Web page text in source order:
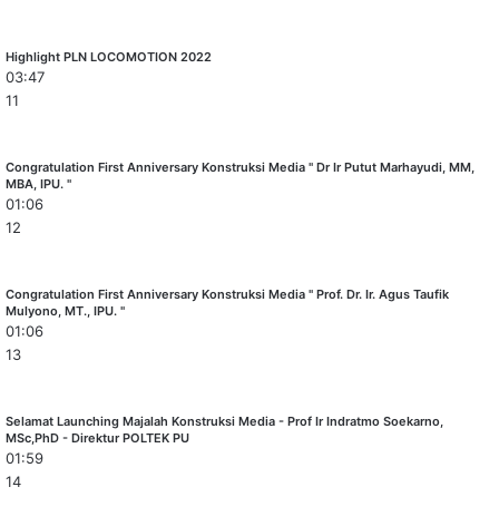
Highlight PLN LOCOMOTION 2022
03:47
11
Congratulation First Anniversary Konstruksi Media " Dr Ir Putut Marhayudi, MM,
MBA, IPU. "
01:06
12
Congratulation First Anniversary Konstruksi Media " Prof. Dr. Ir. Agus Taufik
Mulyono, MT., IPU. "
01:06
13
Selamat Launching Majalah Konstruksi Media - Prof Ir Indratmo Soekarno,
MSc,PhD - Direktur POLTEK PU
01:59
14